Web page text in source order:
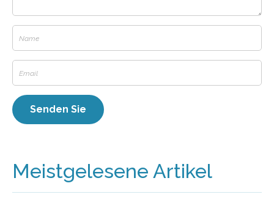
Meistgelesene Artikel